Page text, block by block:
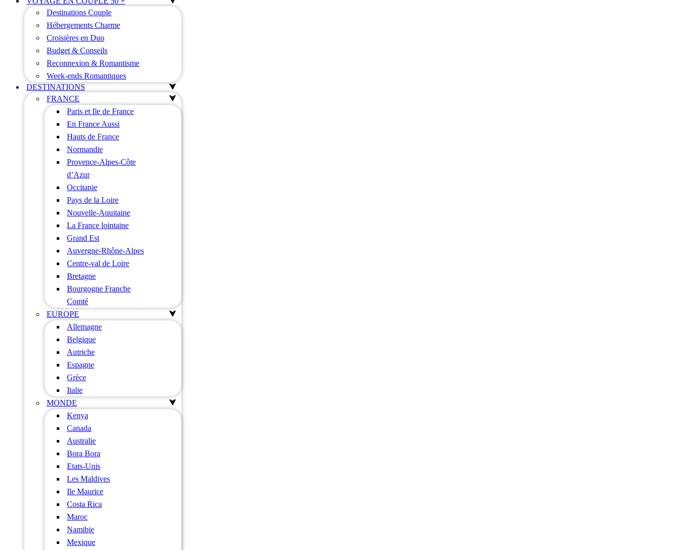
Destinations Couple
Hébergements Charme
Croisières en Duo
Budget & Conseils
Reconnexion & Romantisme
Week-ends Romantiques
DESTINATIONS
FRANCE
Paris et Ile de France
En France Aussi
Hauts de France
Normandie
Provence-Alpes-Côte
d’Azur
Occitanie
Pays de la Loire
Nouvelle-Aquitaine
La France lointaine
Grand Est
Auvergne-Rhône-Alpes
Centre-val de Loire
Bretagne
Bourgogne Franche
Comté
EUROPE
Allemagne
Belgique
Autriche
Espagne
Grèce
Italie
MONDE
Kenya
Canada
Australie
Bora Bora
Etats-Unis
Les Maldives
Ile Maurice
Costa Rica
Maroc
Namibie
Mexique